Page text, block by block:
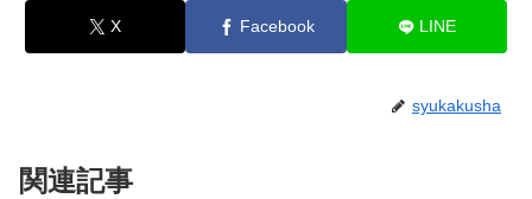
X Facebook LINE
syukakusha
関連記事